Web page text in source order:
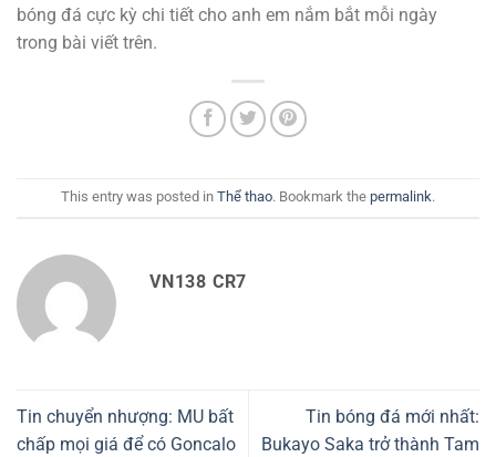
bóng đá cực kỳ chi tiết cho anh em nắm bắt mỗi ngày
trong bài viết trên.
This entry was posted in Thể thao. Bookmark the permalink.
VN138 CR7
Tin chuyển nhượng: MU bất
chấp mọi giá để có Goncalo
Tin bóng đá mới nhất:
Bukayo Saka trở thành Tam